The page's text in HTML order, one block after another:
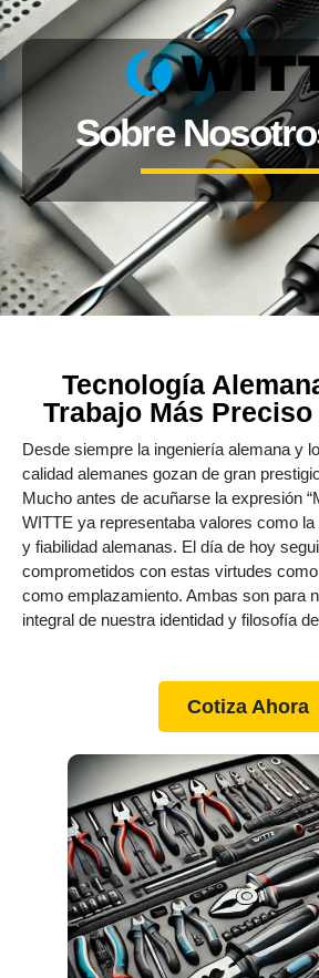
Sobre
Tecnología
Trabajo Más
Desde siempre la ingeniería alemana y
calidad alemanes gozan de gran
Mucho antes de acuñarse la expresión
WITTE ya representaba valores como
y fiabilidad alemanas. El día de hoy
comprometidos con estas virtudes
como emplazamiento. Ambas son para
integral de nuestra identidad y filosofía
Cotiza Ahora